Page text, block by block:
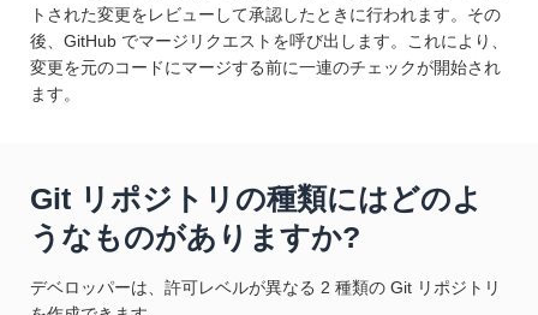
トされた変更をレビューして承認したときに行われます。その
後、GitHub でマージリクエストを呼び出します。これにより、
変更を元のコードにマージする前に一連のチェックが開始され
ます。
Git リポジトリの種類にはどのよ
うなものがありますか?
デベロッパーは、許可レベルが異なる 2 種類の Git リポジトリ